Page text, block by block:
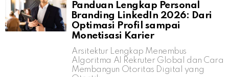
Panduan Lengkap Personal
Branding LinkedIn 2026: Dari
Optimasi Profil sampai
Monetisasi Karier
Arsitektur Lengkap Menembus
Algoritma AI Rekruter Global dan Cara
Membangun Otoritas Digital yang